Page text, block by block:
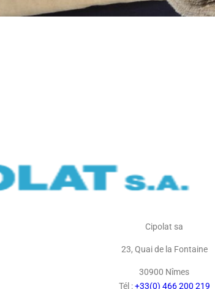
Cipolat sa
23, Quai de la Fontaine
30900 Nîmes
Tél :+33(0) 466 200 219